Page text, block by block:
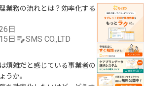
業務の流れとは？効率化する
日
日 SMS CO.,LTD
煩雑だと感じている事業者の
うか。